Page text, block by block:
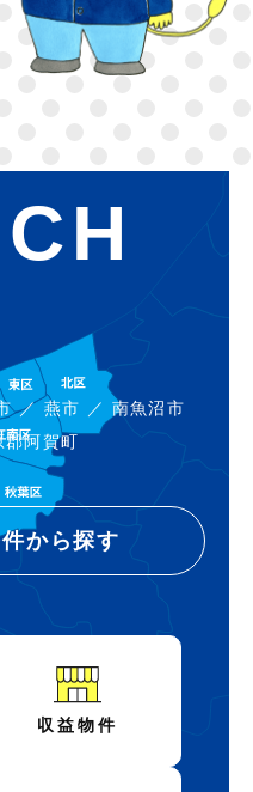
／ 燕市 ／ 南魚沼市
郡阿賀町
から探す
収益物件